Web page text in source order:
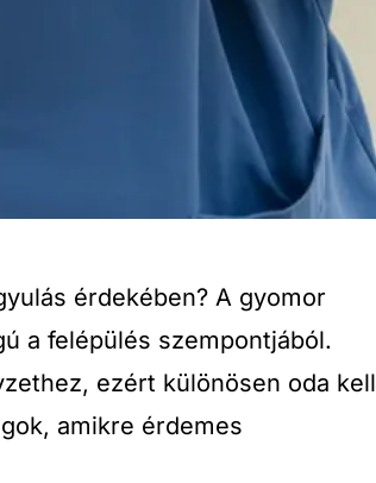
érdekében? A gyomor
a felépülés szempontjából.
ezért különösen oda kell
amikre érdemes